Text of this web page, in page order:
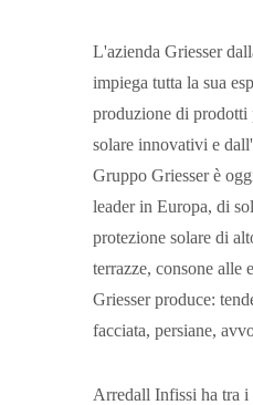
L'azienda Griesser
impiega tutta la sua
produzione di prodotti
solare innovativi e
Gruppo Griesser è
leader in Europa, di
protezione solare di
terrazze, consone alle
Griesser produce:
facciata, persiane,
Arredall Infissi ha tra